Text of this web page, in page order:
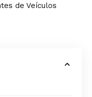
de Veículos